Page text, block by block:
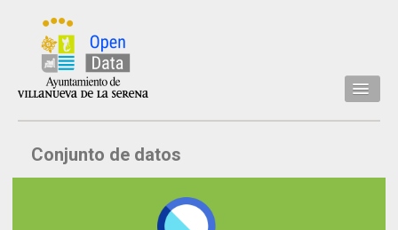
Inicio
Datos
Conjunto de datos